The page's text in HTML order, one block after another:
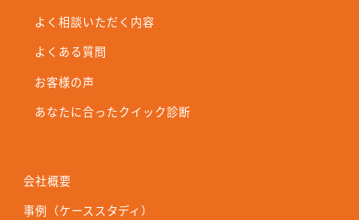
よく相談いただく内容
よくある質問
お客様の声
あなたに合ったクイック診断
会社概要
事例（ケーススタディ）